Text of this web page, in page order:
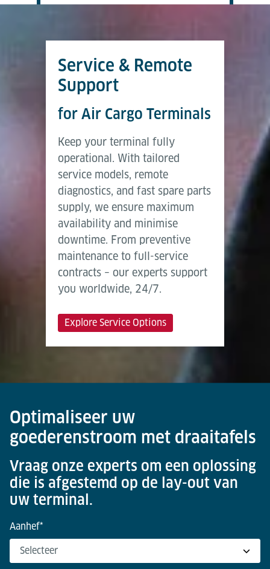
Service & Remote
Support
for Air Cargo Terminals
Keep your terminal fully
operational. With tailored
service models, remote
diagnostics, and fast spare parts
supply, we ensure maximum
availability and minimise
downtime. From preventive
maintenance to full-service
contracts – our experts support
you worldwide, 24/7.
Explore Service Options
Optimaliseer uw
goederenstroom met draaitafels
Vraag onze experts om een oplossing
die is afgestemd op de lay-out van
uw terminal.
Aanhef*